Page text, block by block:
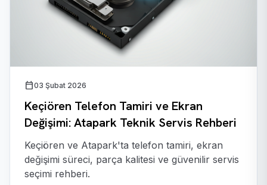
calendar_today03 Şubat 2026
Keçiören Telefon Tamiri ve Ekran
Değişimi: Atapark Teknik Servis Rehberi
Keçiören ve Atapark'ta telefon tamiri, ekran
değişimi süreci, parça kalitesi ve güvenilir servis
seçimi rehberi.